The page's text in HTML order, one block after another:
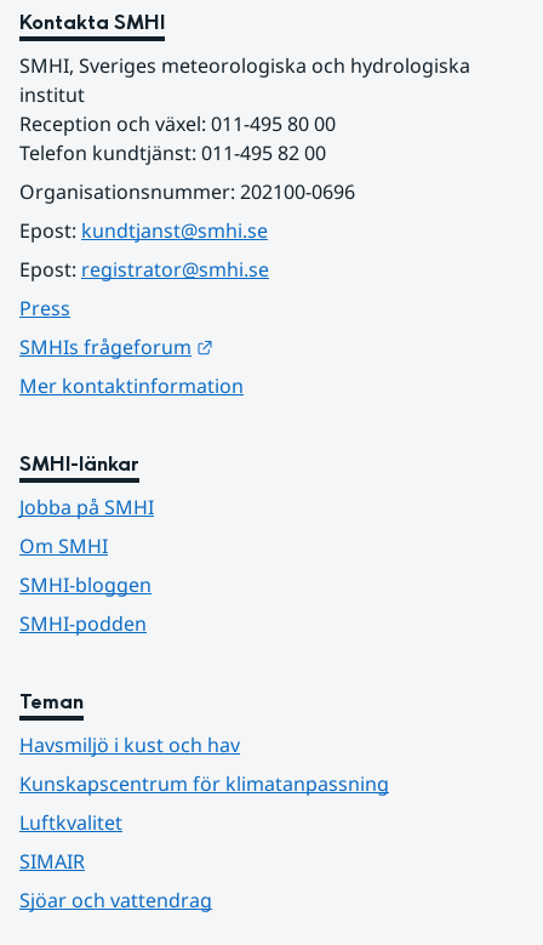
Kontakta SMHI
SMHI, Sveriges meteorologiska och hydrologiska
institut
Reception och växel: 011-495 80 00
Telefon kundtjänst: 011-495 82 00
Organisationsnummer: 202100-0696
Epost: kundtjanst@smhi.se
Epost: registrator@smhi.se
Press
SMHIs frågeforum
Mer kontaktinformation
SMHI-länkar
Jobba på SMHI
Om SMHI
SMHI-bloggen
SMHI-podden
Teman
Havsmiljö i kust och hav
Kunskapscentrum för klimatanpassning
Luftkvalitet
SIMAIR
Sjöar och vattendrag